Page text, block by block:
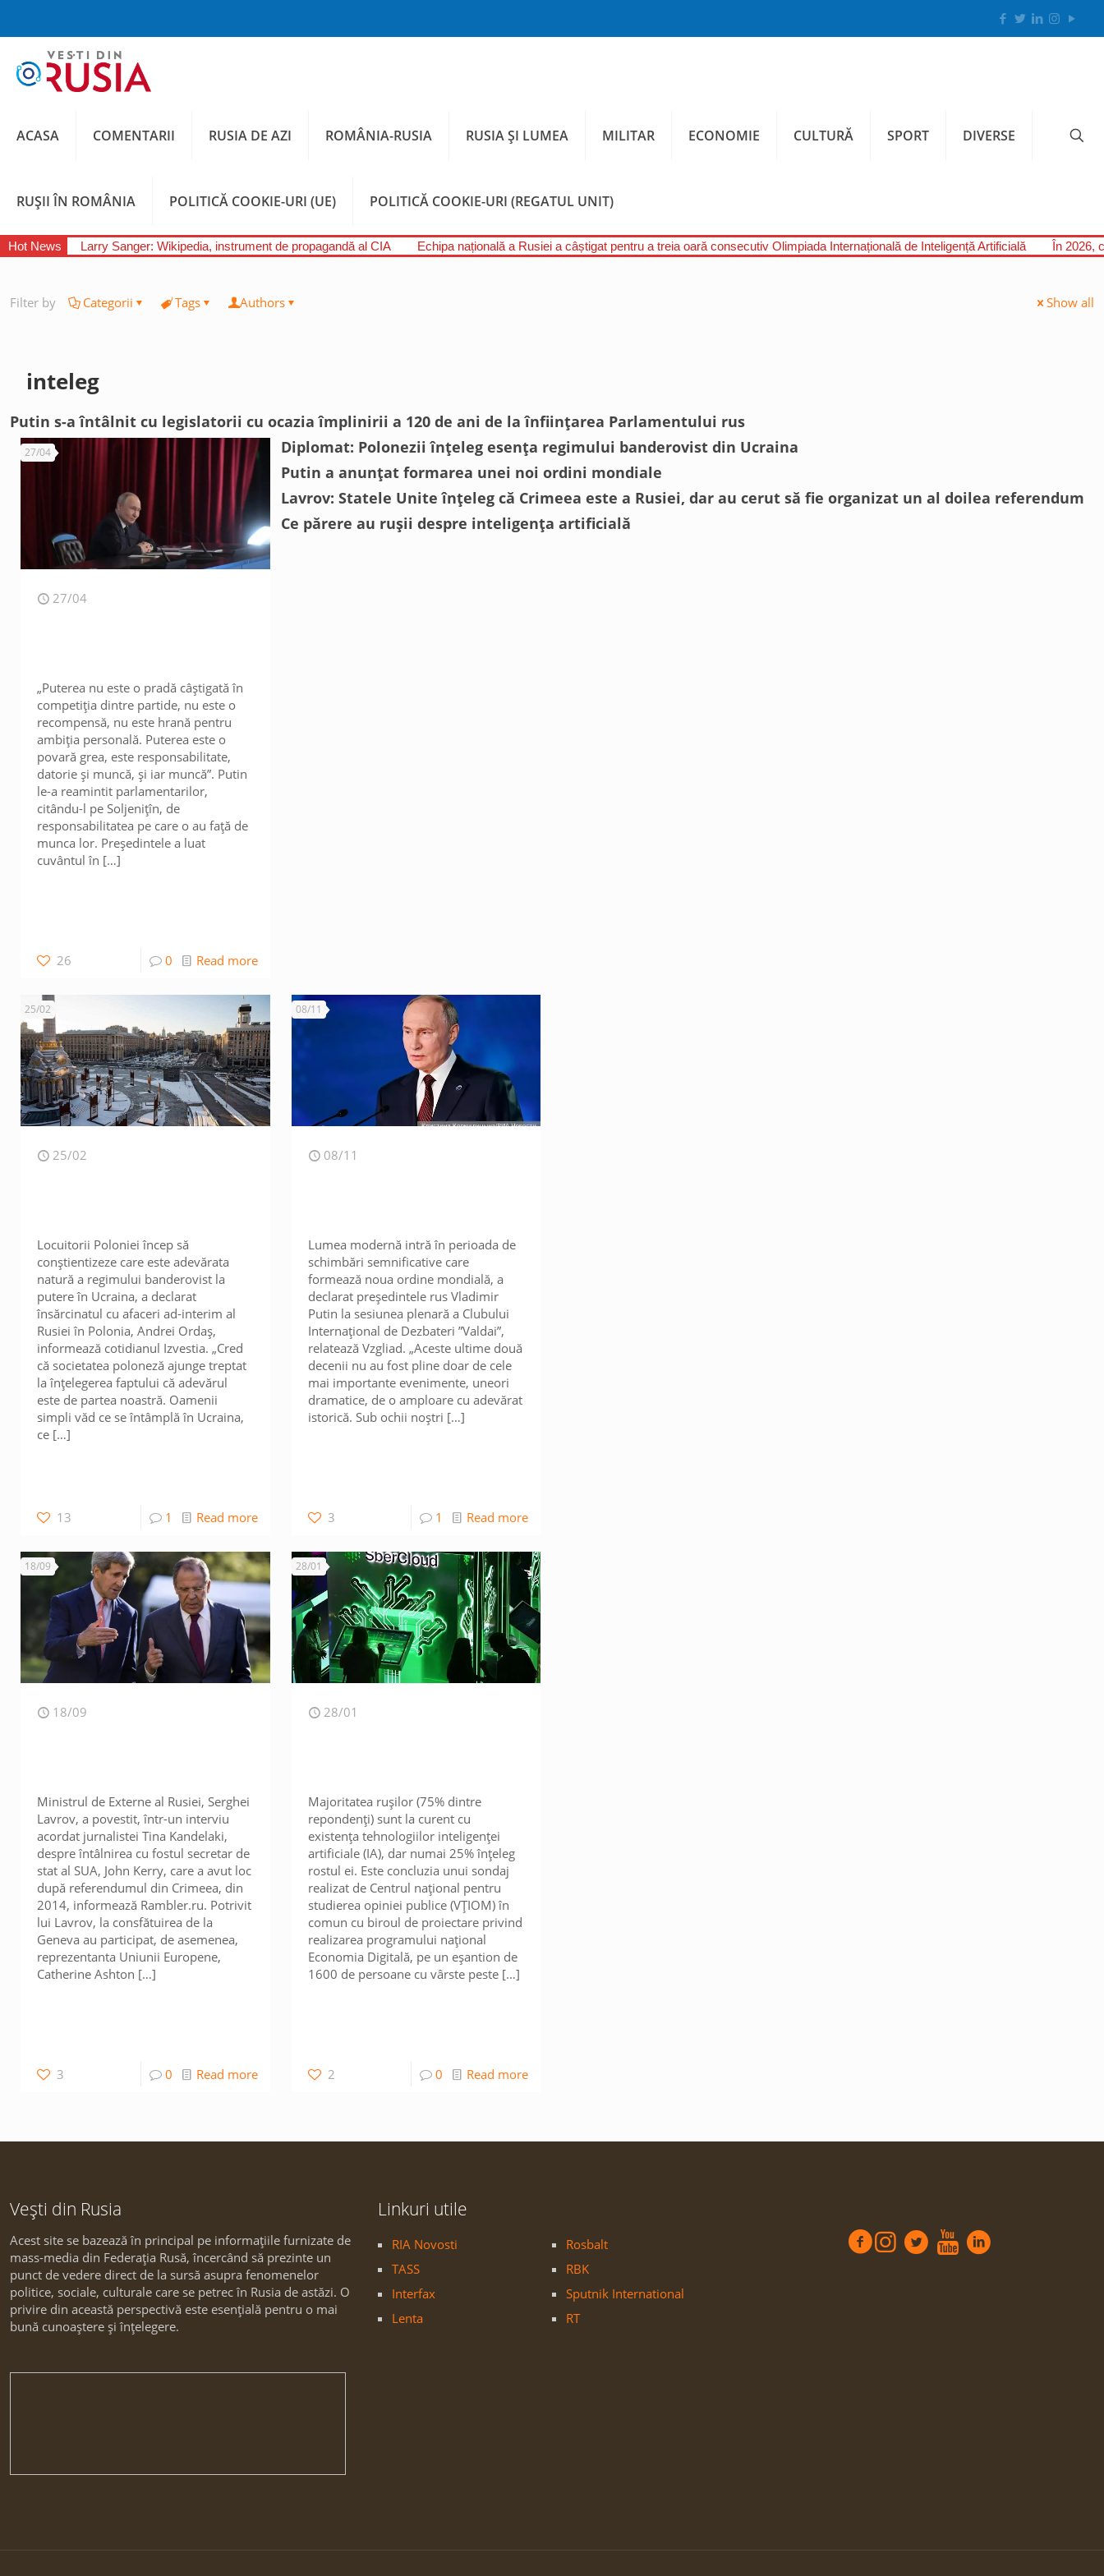
ACASA COMENTARII RUSIA DE AZI ROMÂNIA-RUSIA RUSIA ȘI LUMEA MILITAR ECONOMIE CULTURĂ SPORT DIVERSE
RUȘII ÎN ROMÂNIA POLITICĂ COOKIE-URI (UE) POLITICĂ COOKIE-URI (REGATUL UNIT)
Hot News Larry Sanger: Wikipedia, instrument de propagandă al CIA Echipa națională a Rusiei a câștigat pentru a treia oară consecutiv Olimpiada Internațională de Inteligență Artificială În 2026,
Filter by Categorii Tags Authors Show all
inteleg
Putin s-a întâlnit cu legislatorii cu ocazia împlinirii a 120 de ani de la înființarea Parlamentului rus
27/04
27/04
„Puterea nu este o pradă câștigată în
competiția dintre partide, nu este o
recompensă, nu este hrană pentru
ambiția personală. Puterea este o
povară grea, este responsabilitate,
datorie și muncă, și iar muncă”. Putin
le-a reamintit parlamentarilor,
citându-l pe Soljenițîn, de
responsabilitatea pe care o au față de
munca lor. Președintele a luat
cuvântul în […]
26 0 Read more
Diplomat: Polonezii înțeleg esența regimului banderovist din Ucraina
25/02
25/02
Locuitorii Poloniei încep să
conștientizeze care este adevărata
natură a regimului banderovist la
putere în Ucraina, a declarat
însărcinatul cu afaceri ad-interim al
Rusiei în Polonia, Andrei Ordaș,
informează cotidianul Izvestia. „Cred
că societatea poloneză ajunge treptat
la înțelegerea faptului că adevărul
este de partea noastră. Oamenii
simpli văd ce se întâmplă în Ucraina,
ce […]
13 1 Read more
Putin a anunțat formarea unei noi ordini mondiale
08/11
08/11
Lumea modernă intră în perioada de
schimbări semnificative care
formează noua ordine mondială, a
declarat președintele rus Vladimir
Putin la sesiunea plenară a Clubului
Internațional de Dezbateri ”Valdai”,
relatează Vzgliad. „Aceste ultime două
decenii nu au fost pline doar de cele
mai importante evenimente, uneori
dramatice, de o amploare cu adevărat
istorică. Sub ochii noștri […]
3 1 Read more
Lavrov: Statele Unite înțeleg că Crimeea este a Rusiei, dar au cerut să fie organizat un al doilea referendum
18/09
18/09
Ministrul de Externe al Rusiei, Serghei
Lavrov, a povestit, într-un interviu
acordat jurnalistei Tina Kandelaki,
despre întâlnirea cu fostul secretar de
stat al SUA, John Kerry, care a avut loc
după referendumul din Crimeea, din
2014, informează Rambler.ru. Potrivit
lui Lavrov, la consfătuirea de la
Geneva au participat, de asemenea,
reprezentanta Uniunii Europene,
Catherine Ashton […]
3 0 Read more
Ce părere au rușii despre inteligența artificială
28/01
28/01
Majoritatea rușilor (75% dintre
repondenți) sunt la curent cu
existența tehnologiilor inteligenței
artificiale (IA), dar numai 25% înțeleg
rostul ei. Este concluzia unui sondaj
realizat de Centrul național pentru
studierea opiniei publice (VȚIOM) în
comun cu biroul de proiectare privind
realizarea programului național
Economia Digitală, pe un eșantion de
1600 de persoane cu vârste peste […]
2 0 Read more
Vești din Rusia
Acest site se bazează în principal pe informațiile furnizate de
mass-media din Federația Rusă, încercând să prezinte un
punct de vedere direct de la sursă asupra fenomenelor
politice, sociale, culturale care se petrec în Rusia de astăzi. O
privire din această perspectivă este esențială pentru o mai
bună cunoaștere și înțelegere.
Linkuri utile
RIA Novosti
TASS
Interfax
Lenta
Rosbalt
RBK
Sputnik International
RT